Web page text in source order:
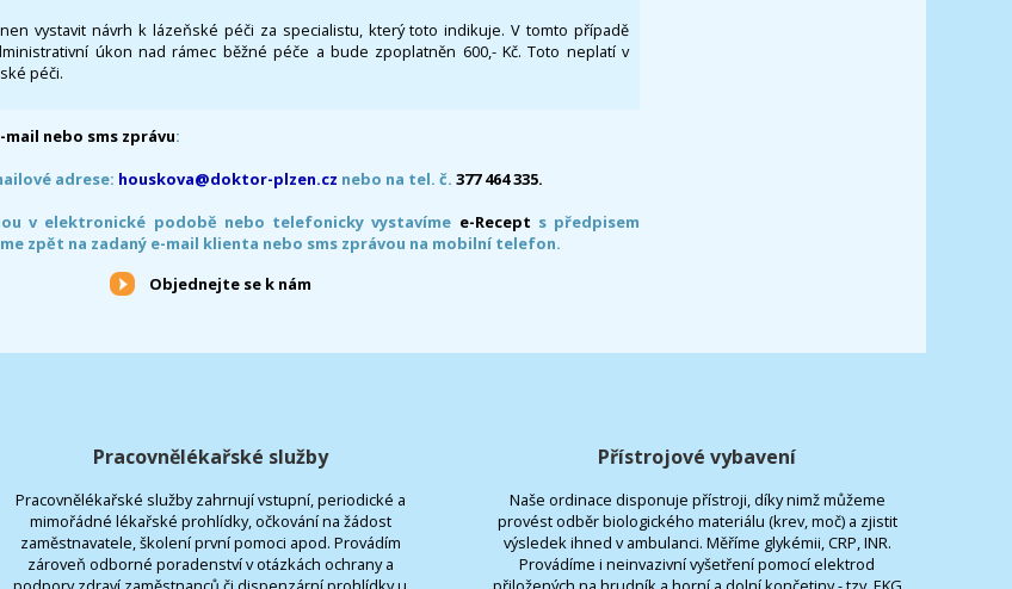
vystavit návrh k lázeňské péči za specialistu, který toto indikuje. V tomto případě
úkon nad rámec běžné péče a bude zpoplatněn 600,- Kč. Toto neplatí v
péči.
nebo sms zprávu:
adrese: houskova@doktor-plzen.cz nebo na tel. č. 377 464 335.
v elektronické podobě nebo telefonicky vystavíme e-Recept s předpisem
zpět na zadaný e-mail klienta nebo sms zprávou na mobilní telefon.
Objednejte se k nám
Pracovnělékařské služby
Pracovnělékařské služby zahrnují vstupní, periodické a
mimořádné lékařské prohlídky, očkování na žádost
zaměstnavatele, školení první pomoci apod. Provádím
zároveň odborné poradenství v otázkách ochrany a
Přístrojové vybavení
Naše ordinace disponuje přístroji, díky nimž můžeme
provést odběr biologického materiálu (krev, moč) a zjistit
výsledek ihned v ambulanci. Měříme glykémii, CRP, INR.
Provádíme i neinvazivní vyšetření pomocí elektrod